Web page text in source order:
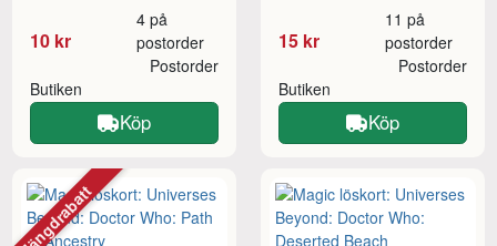
10 kr
4 på
postorder
Butiken
Postorder
Köp
15 kr
11 på
postorder
Butiken
Postorder
Köp
Mängdrabatt